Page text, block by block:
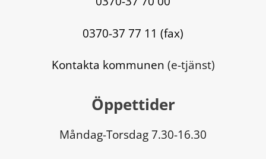
0370-37 77 11 (fax)
Kontakta kommunen (e-tjänst)
Öppettider
Måndag-Torsdag 7.30-16.30